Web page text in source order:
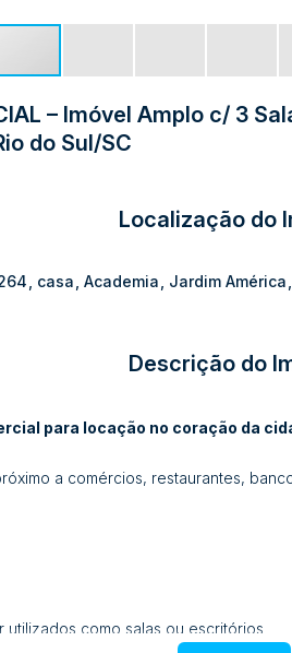
– Imóvel Amplo c/ 3
do Sul/SC
Localização do
casa Academia Jardim América
Descrição do
para locação no coração da
a comércios, restaurantes,
como salas ou escritórios